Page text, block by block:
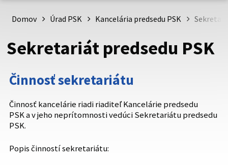
psk.sk.
Táto stránka je zabezpečená
Buďte pozorní a vždy sa uistite, že zdieľate informácie iba
cez zabezpečenú webovú stránku. Zabezpečená stránka
vždy začína https:// pred názvom domény webového sídla.
Domov Úrad PSK Kancelária predsedu PSK
Sekretariát predsedu PSK
Činnosť sekretariátu
Činnosť kancelárie riadi riaditeľ Kancelárie predsedu
PSK a v jeho neprítomnosti vedúci Sekretariátu predsedu
PSK.
Popis činností sekretariátu: